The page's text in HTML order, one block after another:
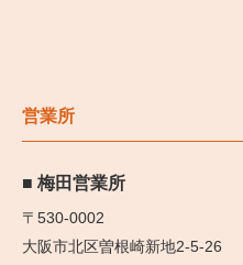
営業所
梅田営業所
〒530-0002
大阪市北区曽根崎新地2-5-26